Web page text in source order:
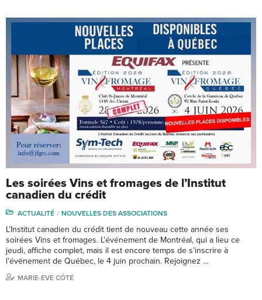
Les soirées Vins et fromages de l’Institut
canadien du crédit
ACTUALITÉ NOUVELLES DES ASSOCIATIONS
L’Institut canadien du crédit tient de nouveau cette année ses
soirées Vins et fromages. L’événement de Montréal, qui a lieu ce
jeudi, affiche complet, mais il est encore temps de s’inscrire à
l’événement de Québec, le 4 juin prochain. Rejoignez …
MARIE-EVE CÔTÉ